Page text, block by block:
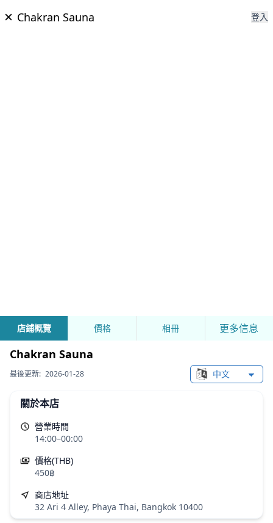
Chakran Sauna 登入
店鋪概覽 價格 相冊 更多信息
Chakran Sauna
最後更新: 2026-01-28
Change
關於本店
營業時間
14:00–00:00
價格(THB)
450฿
商店地址
32 Ari 4 Alley, Phaya Thai, Bangkok 10400